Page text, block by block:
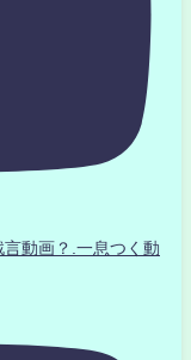
動画？.一息つく動